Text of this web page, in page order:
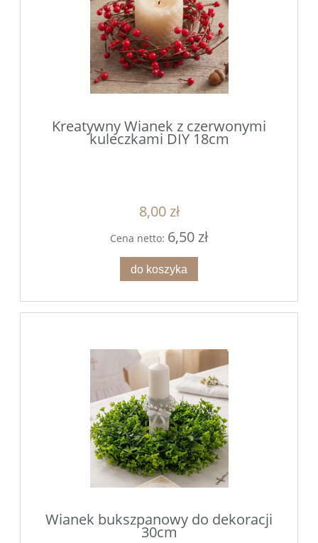
Kreatywny Wianek z czerwonymi
kuleczkami DIY 18cm
8,00 zł
Cena netto: 6,50 zł
do koszyka
Wianek bukszpanowy do dekoracji
30cm